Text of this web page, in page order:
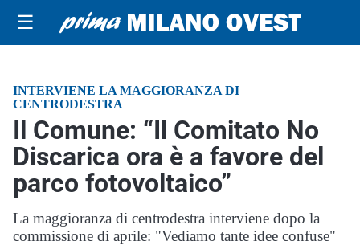
☰
INTERVIENE LA MAGGIORANZA DI
CENTRODESTRA
Il Comune: “Il Comitato No
Discarica ora è a favore del
parco fotovoltaico”
La maggioranza di centrodestra interviene dopo la
commissione di aprile: "Vediamo tante idee confuse"